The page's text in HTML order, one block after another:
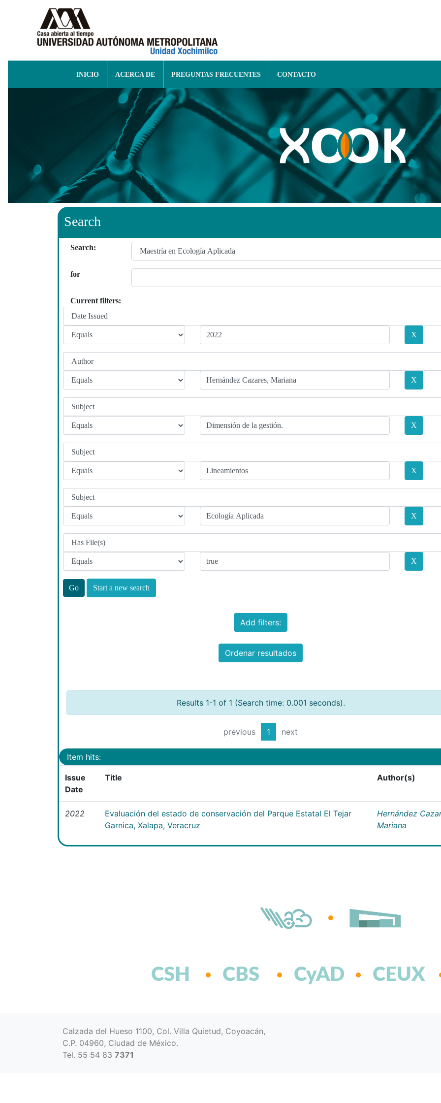
INICIO ACERCA DE PREGUNTAS FRECUENTES CONTACTO
Search
Search:
for
Current filters:
Start a new search
Add filters:
Ordenar resultados
Results 1-1 of 1 (Search time: 0.001 seconds).
previous 1 next
Item hits:
Issue
Date
Title Author(s)
2022
Evaluación del estado de conservación del Parque Estatal El Tejar
Garnica, Xalapa, Veracruz
Hernández
Mariana
CSH CBS CyAD CEUX
Calzada del Hueso 1100, Col. Villa Quietud, Coyoacán,
C.P. 04960, Ciudad de México.
Tel. 55 54 83 7371